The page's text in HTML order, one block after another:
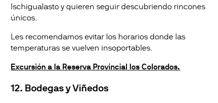
Ischigualasto y quieren seguir descubriendo rincones
únicos.
Les recomendamos evitar los horarios donde las
temperaturas se vuelven insoportables.
Excursión a la Reserva Provincial los Colorados.
12. Bodegas y Viñedos